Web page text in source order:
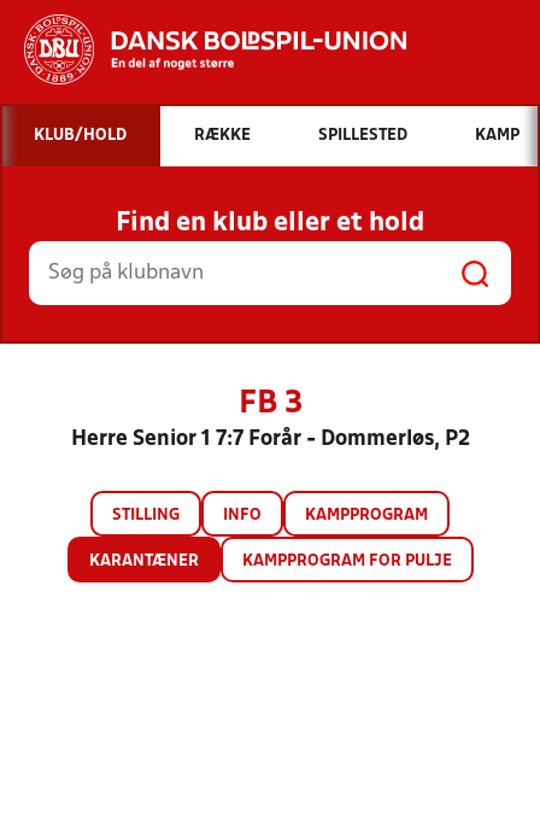
Hvad vil du søge efter?
INDHOLD OG NYHEDER
STILLINGER, RESULTATER, KLUBBER OG
HOLD
KLUB/HOLD RÆKKE SPILLESTED KAMP
Find en klub eller et hold
FB 3
Herre Senior 1 7:7 Forår - Dommerløs, P2
STILLING INFO KAMPPROGRAM
KARANTÆNER KAMPPROGRAM FOR PULJE